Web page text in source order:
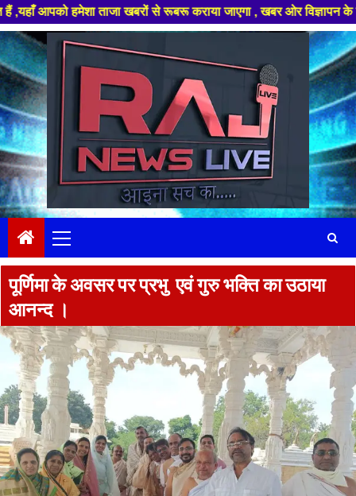
ताजा खबरों से रूबरू कराया जाएगा , खबर ओर विज्ञापन के लिए
Skip
to
content
Menu
पूर्णिमा के अवसर पर प्रभु एवं गुरु भक्ति का उठाया
आनन्द ।